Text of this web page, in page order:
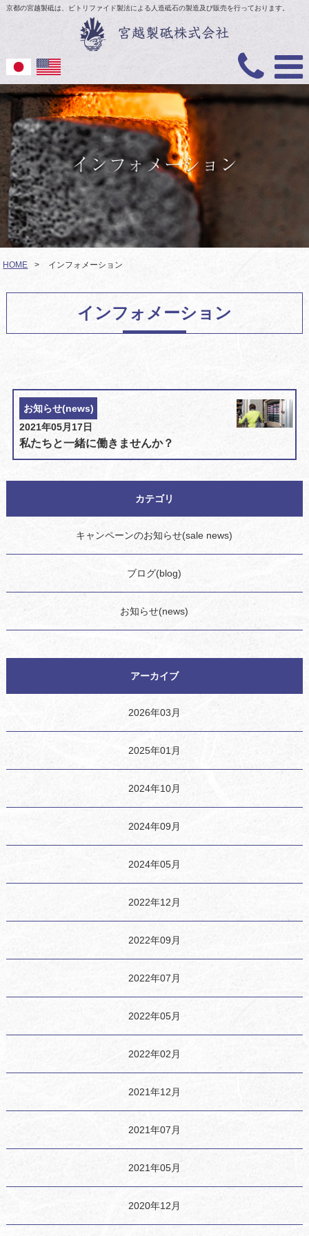
京都の宮越製砥は、ビトリファイド製法による人造砥石の製造及び販売を行っております。
HOME > インフォメーション
インフォメーション
お知らせ(news)
2021年05月17日
私たちと一緒に働きませんか？
カテゴリ
キャンペーンのお知らせ(sale news)
ブログ(blog)
お知らせ(news)
アーカイブ
2026年03月
2025年01月
2024年10月
2024年09月
2024年05月
2022年12月
2022年09月
2022年07月
2022年05月
2022年02月
2021年12月
2021年07月
2021年05月
2020年12月